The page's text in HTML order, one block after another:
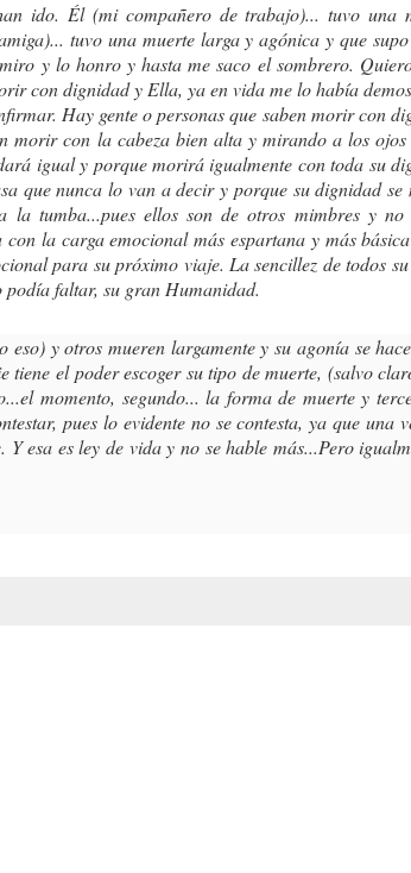
ido. Él (mi compañero de trabajo)... tuvo una
tuvo una muerte larga y agónica y que
y lo honro y hasta me saco el sombrero.
con dignidad y Ella, ya en vida me lo había
Hay gente o personas que saben morir con
morir con la cabeza bien alta y mirando a los ojos
igual y porque morirá igualmente con toda su
que nunca lo van a decir y porque su dignidad se
tumba...pues ellos son de otros mimbres y no
la carga emocional más espartana y más
para su próximo viaje. La sencillez de todos su
podía faltar, su gran Humanidad.
y otros mueren largamente y su agonía se
el poder escoger su tipo de muerte, (salvo
momento, segundo... la forma de muerte y
pues lo evidente no se contesta, ya que una
esa es ley de vida y no se hable más...Pero